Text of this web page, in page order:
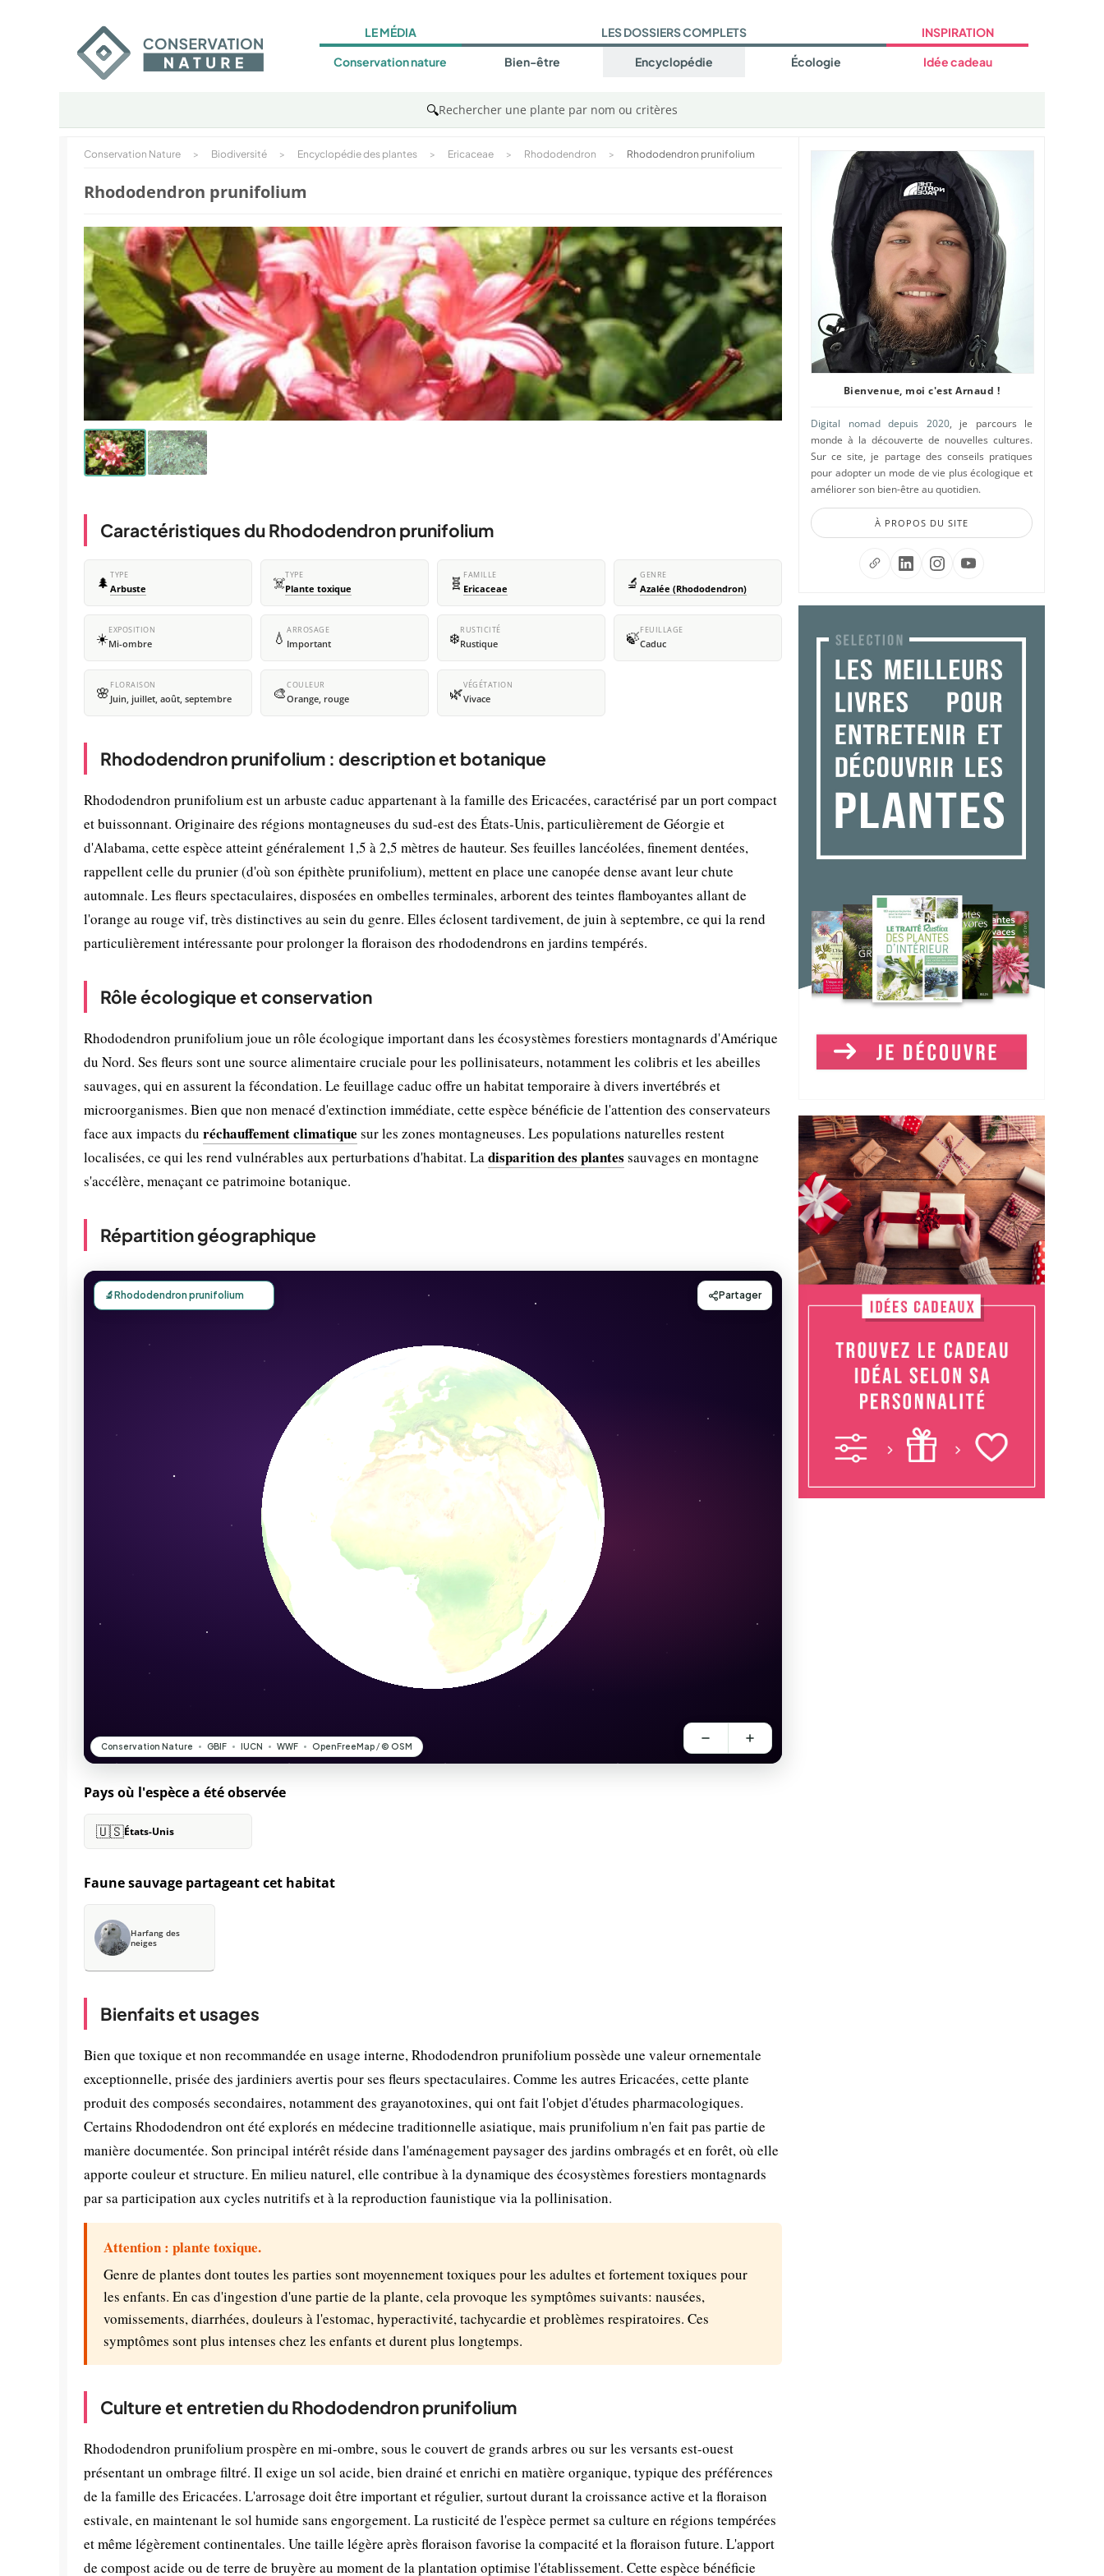
LE MÉDIA
Conservation nature
LES DOSSIERS COMPLETS
Bien-être Encyclopédie Écologie
INSPIRATION
Idée cadeau
🔍Rechercher une plante par nom ou critères
Conservation Nature > Biodiversité > Encyclopédie des plantes > Ericaceae > Rhododendron > Rhododendron prunifolium
Rhododendron prunifolium
Caractéristiques du Rhododendron prunifolium
🌲 TYPE
Arbuste ☠️TYPE
Plante toxique 🧬 FAMILLE
Ericaceae 🔬 GENRE
Azalée (Rhododendron)
☀️EXPOSITION
Mi-ombre 💧 ARROSAGE
Important ❄️RUSTICITÉ
Rustique 🍃FEUILLAGE
Caduc
🌸 FLORAISON
Juin, juillet, août, septembre 🎨COULEUR
Orange, rouge 🌿VÉGÉTATION
Vivace
Rhododendron prunifolium : description et botanique
Rhododendron prunifolium est un arbuste caduc appartenant à la famille des Ericacées, caractérisé par un port compact
et buissonnant. Originaire des régions montagneuses du sud-est des États-Unis, particulièrement de Géorgie et
d'Alabama, cette espèce atteint généralement 1,5 à 2,5 mètres de hauteur. Ses feuilles lancéolées, finement dentées,
rappellent celle du prunier (d'où son épithète prunifolium), mettent en place une canopée dense avant leur chute
automnale. Les fleurs spectaculaires, disposées en ombelles terminales, arborent des teintes flamboyantes allant de
l'orange au rouge vif, très distinctives au sein du genre. Elles éclosent tardivement, de juin à septembre, ce qui la rend
particulièrement intéressante pour prolonger la floraison des rhododendrons en jardins tempérés.
Rôle écologique et conservation
Rhododendron prunifolium joue un rôle écologique important dans les écosystèmes forestiers montagnards d'Amérique
du Nord. Ses fleurs sont une source alimentaire cruciale pour les pollinisateurs, notamment les colibris et les abeilles
sauvages, qui en assurent la fécondation. Le feuillage caduc offre un habitat temporaire à divers invertébrés et
microorganismes. Bien que non menacé d'extinction immédiate, cette espèce bénéficie de l'attention des conservateurs
face aux impacts du réchauffement climatique sur les zones montagneuses. Les populations naturelles restent
localisées, ce qui les rend vulnérables aux perturbations d'habitat. Ladisparition des plantes sauvages en montagne
s'accélère, menaçant ce patrimoine botanique.
Répartition géographique
Pays où l'espèce a été observée
🇺🇸États-Unis
Faune sauvage partageant cet habitat
Harfang des
neiges
Bienfaits et usages
Bien que toxique et non recommandée en usage interne, Rhododendron prunifolium possède une valeur ornementale
exceptionnelle, prisée des jardiniers avertis pour ses fleurs spectaculaires. Comme les autres Ericacées, cette plante
produit des composés secondaires, notamment des grayanotoxines, qui ont fait l'objet d'études pharmacologiques.
Certains Rhododendron ont été explorés en médecine traditionnelle asiatique, mais prunifolium n'en fait pas partie de
manière documentée. Son principal intérêt réside dans l'aménagement paysager des jardins ombragés et en forêt, où elle
apporte couleur et structure. En milieu naturel, elle contribue à la dynamique des écosystèmes forestiers montagnards
par sa participation aux cycles nutritifs et à la reproduction faunistique via la pollinisation.
Attention : plante toxique.
Genre de plantes dont toutes les parties sont moyennement toxiques pour les adultes et fortement toxiques pour
les enfants. En cas d'ingestion d'une partie de la plante, cela provoque les symptômes suivants: nausées,
vomissements, diarrhées, douleurs à l'estomac, hyperactivité, tachycardie et problèmes respiratoires. Ces
symptômes sont plus intenses chez les enfants et durent plus longtemps.
Culture et entretien du Rhododendron prunifolium
Rhododendron prunifolium prospère en mi-ombre, sous le couvert de grands arbres ou sur les versants est-ouest
présentant un ombrage filtré. Il exige un sol acide, bien drainé et enrichi en matière organique, typique des préférences
de la famille des Ericacées. L'arrosage doit être important et régulier, surtout durant la croissance active et la floraison
estivale, en maintenant le sol humide sans engorgement. La rusticité de l'espèce permet sa culture en régions tempérées
et même légèrement continentales. Une taille légère après floraison favorise la compacité et la floraison future. L'apport
de compost acide ou de terre de bruyère au moment de la plantation optimise l'établissement. Cette espèce bénéficie
Bienvenue, moi c'est Arnaud !
Digital nomad depuis 2020, je parcours le
monde à la découverte de nouvelles cultures.
Sur ce site, je partage des conseils pratiques
pour adopter un mode de vie plus écologique et
améliorer son bien-être au quotidien.
À PROPOS DU SITE